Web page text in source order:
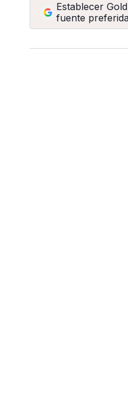
Establecer
fuente